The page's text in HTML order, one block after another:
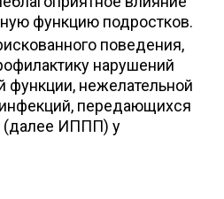
функцию подростков.
поведения,
нарушений
функции, нежелательной
передающихся
(далее ИППП) у